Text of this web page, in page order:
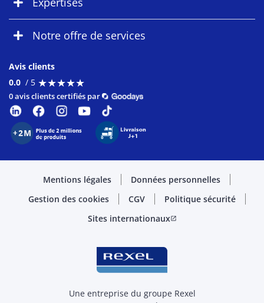
Notre offre de services
Avis clients
0.0 / 5 ★★★★★
★★★★★
0 avis clients certifiés par
Mentions légales
Données personnelles
Gestion des cookies
CGV
Politique sécurité
Sites internationauxopen_in_new
Une entreprise du groupe Rexel